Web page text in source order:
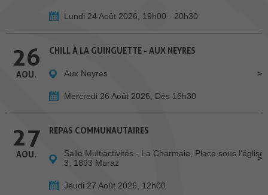
Lundi 24 Août 2026, 19h00 - 20h30
26
AOU.
CHILL À LA GUINGUETTE - AUX NEYRES
Aux Neyres
Mercredi 26 Août 2026, Dès 16h30
27
AOU.
REPAS COMMUNAUTAIRES
Salle Multiactivités - La Charmaie, Place sous l'église
3, 1893 Muraz
Jeudi 27 Août 2026, 12h00